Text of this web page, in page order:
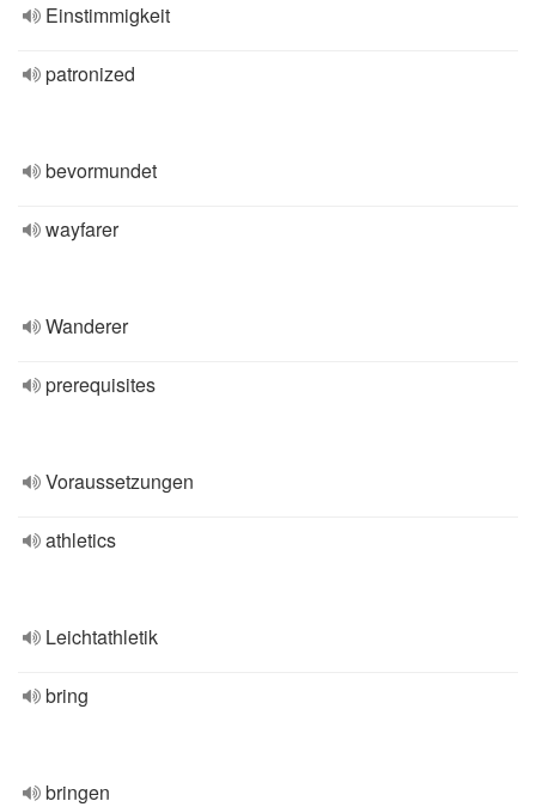
Einstimmigkeit
patronized
bevormundet
wayfarer
Wanderer
prerequisites
Voraussetzungen
athletics
Leichtathletik
bring
bringen